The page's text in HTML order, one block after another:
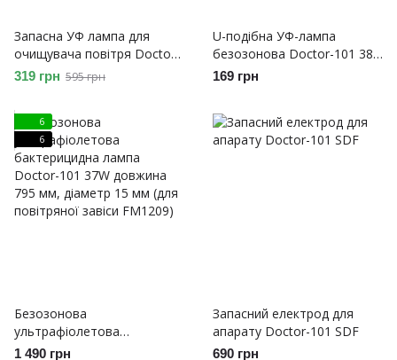
Запасна УФ лампа для
очищувача повітря Doctor-
101 Atlant
319 грн 595 грн
U-подібна УФ-лампа
безозонова Doctor-101 38w
розміром 39 см (підходить
для безозонової лампи
169 грн
6
6
Безозонова
ультрафіолетова
бактерицидна лампа
1 490 грн
Запасний електрод для
апарату Doctor-101 SDF
690 грн